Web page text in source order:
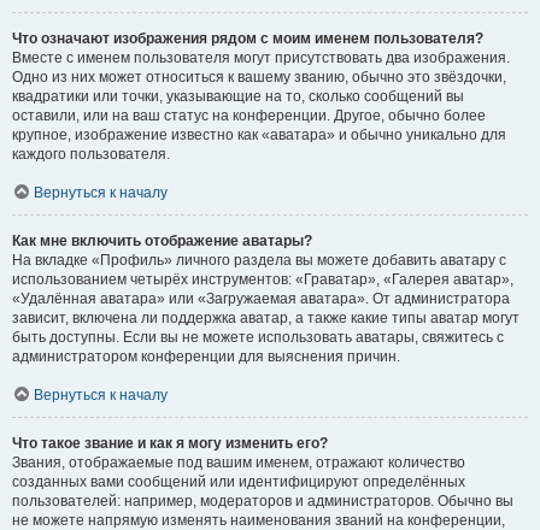
Что означают изображения рядом с моим именем пользователя?
Вместе с именем пользователя могут присутствовать два изображения.
Одно из них может относиться к вашему званию, обычно это звёздочки,
квадратики или точки, указывающие на то, сколько сообщений вы
оставили, или на ваш статус на конференции. Другое, обычно более
крупное, изображение известно как «аватара» и обычно уникально для
каждого пользователя.
Вернуться к началу
Как мне включить отображение аватары?
На вкладке «Профиль» личного раздела вы можете добавить аватару с
использованием четырёх инструментов: «Граватар», «Галерея аватар»,
«Удалённая аватара» или «Загружаемая аватара». От администратора
зависит, включена ли поддержка аватар, а также какие типы аватар могут
быть доступны. Если вы не можете использовать аватары, свяжитесь с
администратором конференции для выяснения причин.
Вернуться к началу
Что такое звание и как я могу изменить его?
Звания, отображаемые под вашим именем, отражают количество
созданных вами сообщений или идентифицируют определённых
пользователей: например, модераторов и администраторов. Обычно вы
не можете напрямую изменять наименования званий на конференции,